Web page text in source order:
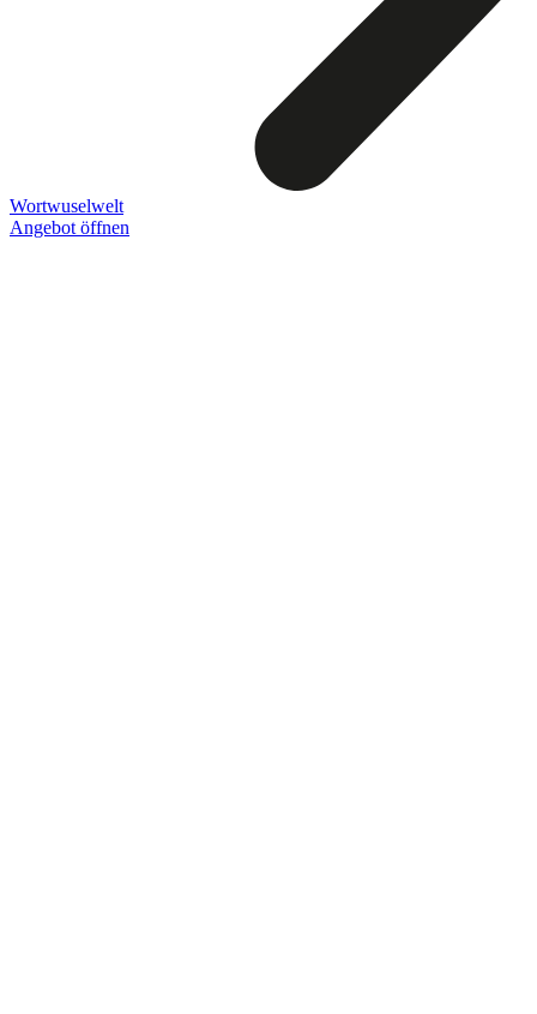
Wortwuselwelt
Angebot öffnen